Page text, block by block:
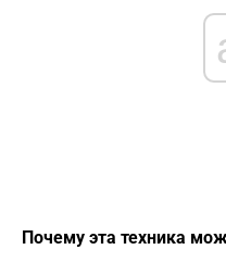
Почему эта техника